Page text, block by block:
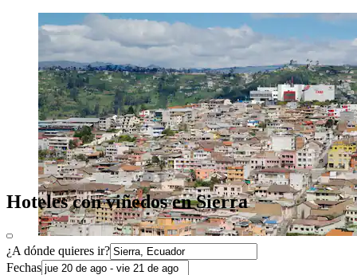
Hoteles con viñedos en Sierra
¿A dónde quieres ir?
Fechas